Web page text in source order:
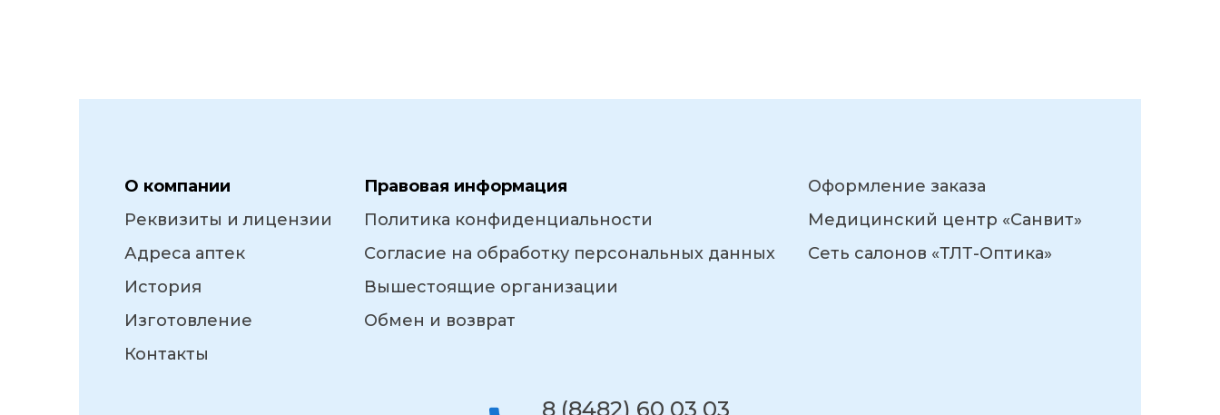
О компании
Реквизиты и лицензии
Адреса аптек
История
Изготовление
Контакты
Правовая информация
Политика конфиденциальности
Согласие на обработку персональных данных
Вышестоящие организации
Обмен и возврат
Оформление заказа
Медицинский центр «Санвит»
Сеть салонов «ТЛТ-Оптика»
8 (8482) 60 03 03